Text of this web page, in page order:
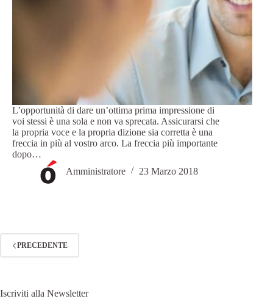
L’opportunità di dare un’ottima prima impressione di
voi stessi è una sola e non va sprecata. Assicurarsi che
la propria voce e la propria dizione sia corretta è una
freccia in più al vostro arco. La freccia più importante
dopo…
Amministratore
23 Marzo 2018
PRECEDENTE
Iscriviti alla Newsletter